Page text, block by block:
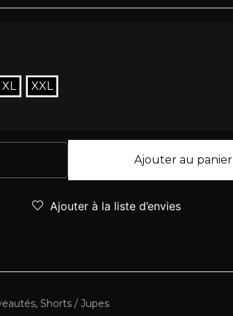
XL XXL
Ajouter au panier
Ajouter à la liste d’envies
, Shorts / Jupes